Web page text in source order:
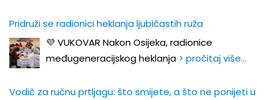
Pridruži se radionici heklanja ljubičastih ruža
💜 VUKOVAR Nakon Osijeka, radionice
međugeneracijskog heklanja > pročitaj više…
Vodič za ručnu prtljagu: što smijete, a što ne ponijeti u